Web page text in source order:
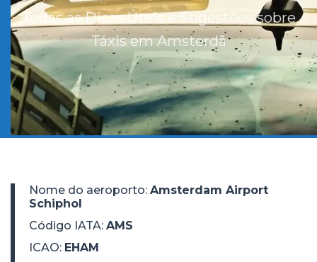
Todas as Dicas Úteis e Sugestões sobre
Táxis em Amsterdã
Nome do aeroporto: Amsterdam Airport
Schiphol
Código IATA: AMS
ICAO: EHAM